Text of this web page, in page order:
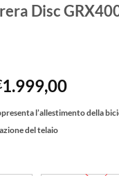
Disc
prezzo
1.999,00Il
l’allestimento della
del telaio